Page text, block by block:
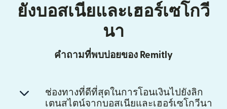
ยังบอสเนียและเฮอร์เซโกวี
นา
คำถามที่พบบ่อยของ Remitly
ช่องทางที่ดีที่สุดในการโอนเงินไปยังลิก
เตนสไตน์จากบอสเนียและเฮอร์เซโกวีนา